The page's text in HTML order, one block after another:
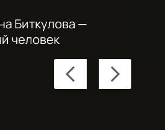
Previous
slide
Next
slide
Биткулова —
человек